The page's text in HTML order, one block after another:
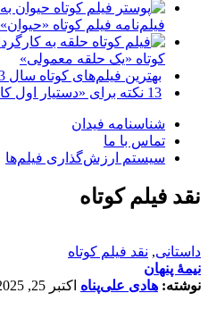
فیلم‌نامه فیلم کوتاه «حیوان»
کوتاه «یک حلقه معمولی»
بهترین فیلم‌های کوتاه سال 1403 به انتخاب فیدان
13 نکته برای «دستیار اول کارگردان» بهتری بودن
شناسنامه فیدان
تماس با ما
سیستم ارزش‌گذاری فیلم‌ها
نقد فیلم کوتاه
داستانی, نقد فیلم کوتاه
نیمۀ پنهان
نوشته: هادی علی‌پناه اکتبر 25, 2025